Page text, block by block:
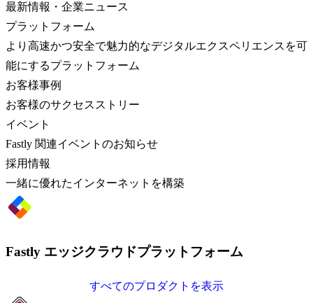
最新情報・企業ニュース
プラットフォーム
より高速かつ安全で魅力的なデジタルエクスペリエンスを可
能にするプラットフォーム
お客様事例
お客様のサクセスストリー
イベント
Fastly 関連イベントのお知らせ
採用情報
一緒に優れたインターネットを構築
Fastly エッジクラウドプラットフォーム
すべてのプロダクトを表示